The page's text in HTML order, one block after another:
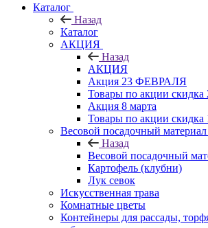
Каталог
Назад
Каталог
АКЦИЯ
Назад
АКЦИЯ
Акция 23 ФЕВРАЛЯ
Товары по акции скидка
Акция 8 марта
Товары по акции скидка
Весовой посадочный материал
Назад
Весовой посадочный
Картофель (клубни)
Лук севок
Искусственная трава
Комнатные цветы
Контейнеры для рассады,